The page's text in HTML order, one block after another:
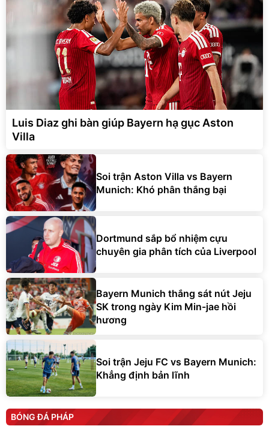
Luis Diaz ghi bàn giúp Bayern hạ gục Aston
Villa
Soi trận Aston Villa vs Bayern
Munich: Khó phân thắng bại
Dortmund sắp bổ nhiệm cựu
chuyên gia phân tích của Liverpool
Bayern Munich thắng sát nút Jeju
SK trong ngày Kim Min-jae hồi
hương
Soi trận Jeju FC vs Bayern Munich:
Khẳng định bản lĩnh
BÓNG ĐÁ PHÁP